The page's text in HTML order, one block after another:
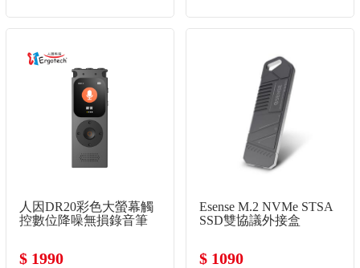
人因DR20彩色大螢幕觸
控數位降噪無損錄音筆
$ 1990
Esense M.2 NVMe STSA
SSD雙協議外接盒
$ 1090